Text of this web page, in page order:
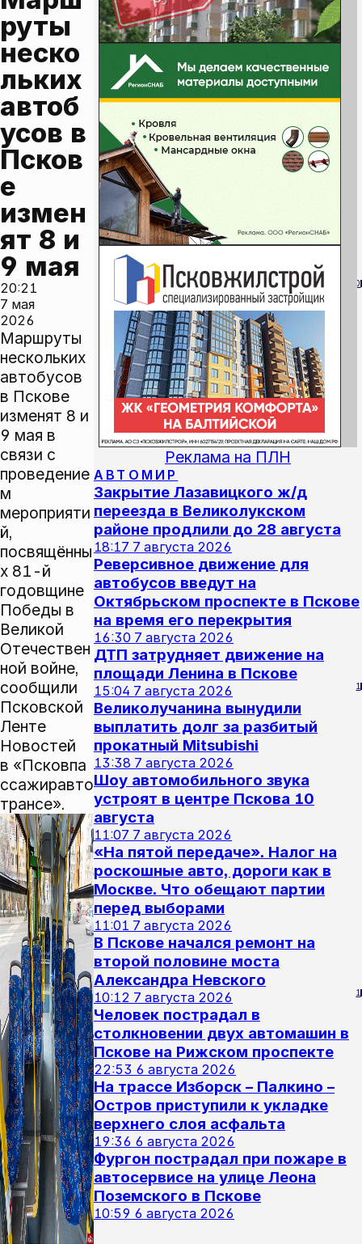
руты
неско
льких
автоб
усов в
Псков
е
измен
ят 8 и
9 мая
20:21
7 мая
2026
0
Маршруты
нескольких
автобусов
в Пскове
изменят 8 и
9 мая в
связи с
проведение
м
мероприяти
й,
посвящённы
х 81-й
годовщине
Победы в
Великой
Отечествен
ной войне,
сообщили
Псковской
Ленте
Новостей
в «Псковпа
ссажиравто
трансе».
Реклама на ПЛН
АВТОМИР
Закрытие Лазавицкого ж/д
переезда в Великолукском
районе продлили до 28 августа
18:17 7 августа 2026
Реверсивное движение для
автобусов введут на
Октябрьском проспекте в Пскове
на время его перекрытия
16:30 7 августа 2026
ДТП затрудняет движение на
площади Ленина в Пскове
15:04 7 августа 2026 1
Великолучанина вынудили
выплатить долг за разбитый
прокатный Mitsubishi
13:38 7 августа 2026
Шоу автомобильного звука
устроят в центре Пскова 10
августа
11:07 7 августа 2026
«На пятой передаче». Налог на
роскошные авто, дороги как в
Москве. Что обещают партии
перед выборами
11:01 7 августа 2026
В Пскове начался ремонт на
второй половине моста
Александра Невского
10:12 7 августа 2026 1
Человек пострадал в
столкновении двух автомашин в
Пскове на Рижском проспекте
22:53 6 августа 2026
На трассе Изборск – Палкино –
Остров приступили к укладке
верхнего слоя асфальта
19:36 6 августа 2026
Фургон пострадал при пожаре в
автосервисе на улице Леона
Поземского в Пскове
10:59 6 августа 2026